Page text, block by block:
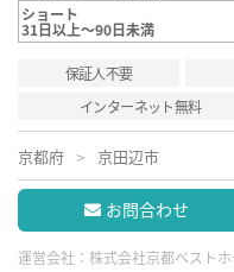
ショート
31日以上～90日未満
保証人不要
インターネット無料
京都府 京田辺市
お問合わせ
運営会社： 株式会社京都ベスト